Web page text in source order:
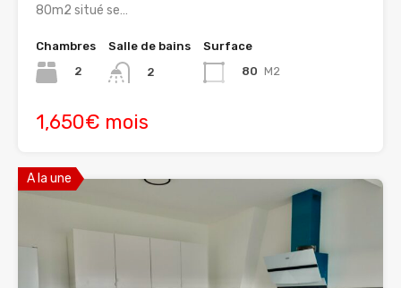
80m2 situé se…
Chambres
2
Salle de bains
2
Surface
80 M2
1,650€ mois
A la une